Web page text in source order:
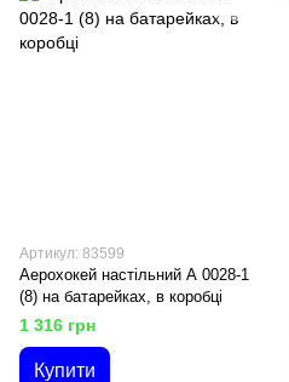
Артикул: 83599
Аерохокей настільний А 0028-1
(8) на батарейках, в коробці
1 316 грн
Купити